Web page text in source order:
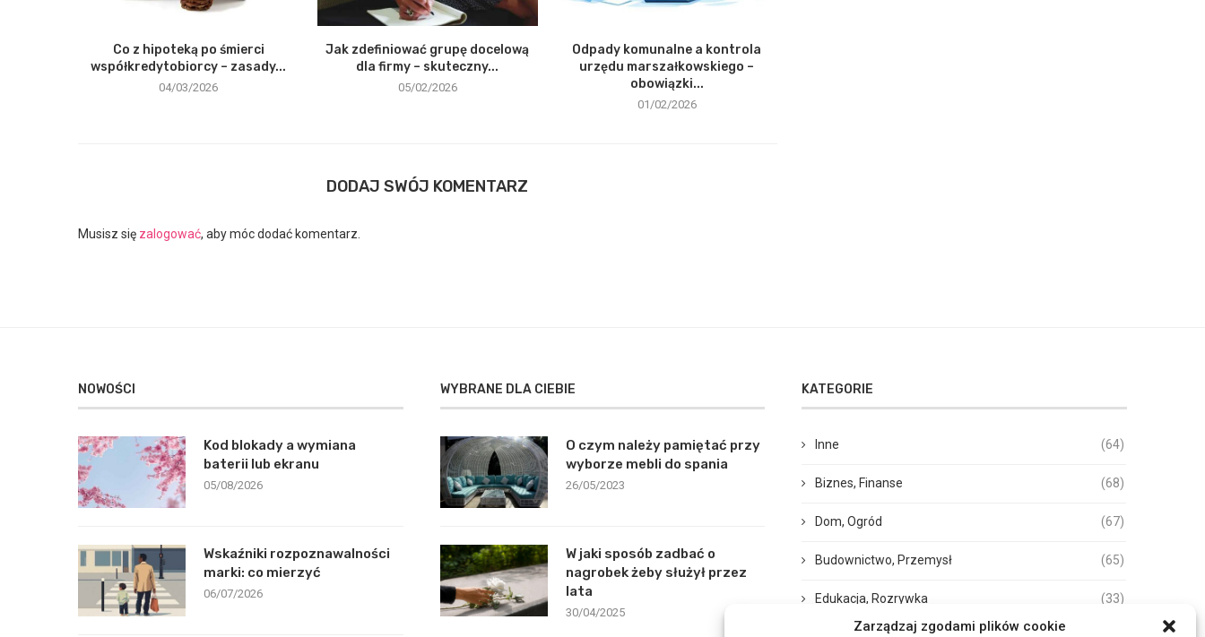
Zarządzaj zgodami plików cookie
Co z hipoteką po śmierci
współkredytobiorcy – zasady...
04/03/2026
Jak zdefiniować grupę docelową
dla firmy – skuteczny...
05/02/2026
Odpady komunalne a kontrola
urzędu marszałkowskiego –
obowiązki...
01/02/2026
DODAJ SWÓJ KOMENTARZ
Musisz się zalogować, aby móc dodać komentarz.
NOWOŚCI
Kod blokady a wymiana
baterii lub ekranu
05/08/2026
Wskaźniki rozpoznawalności
marki: co mierzyć
06/07/2026
WYBRANE DLA CIEBIE
O czym należy pamiętać przy
wyborze mebli do spania
26/05/2023
W jaki sposób zadbać o
nagrobek żeby służył przez
lata
30/04/2025
KATEGORIE
Inne (64)
Biznes, Finanse (68)
Dom, Ogród (67)
Budownictwo, Przemysł (65)
Edukacja, Rozrywka (33)